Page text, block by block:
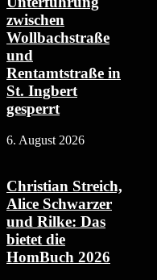
zwischen
Wollbachstraße
und
Rentamtstraße in
St. Ingbert
gesperrt
6. August 2026
Christian Streich,
Alice Schwarzer
und Rilke: Das
bietet die
HomBuch 2026